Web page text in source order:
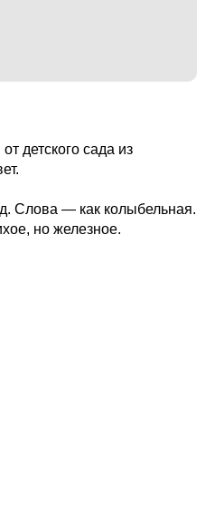
детского сада из
Слова — как колыбельная.
но железное.